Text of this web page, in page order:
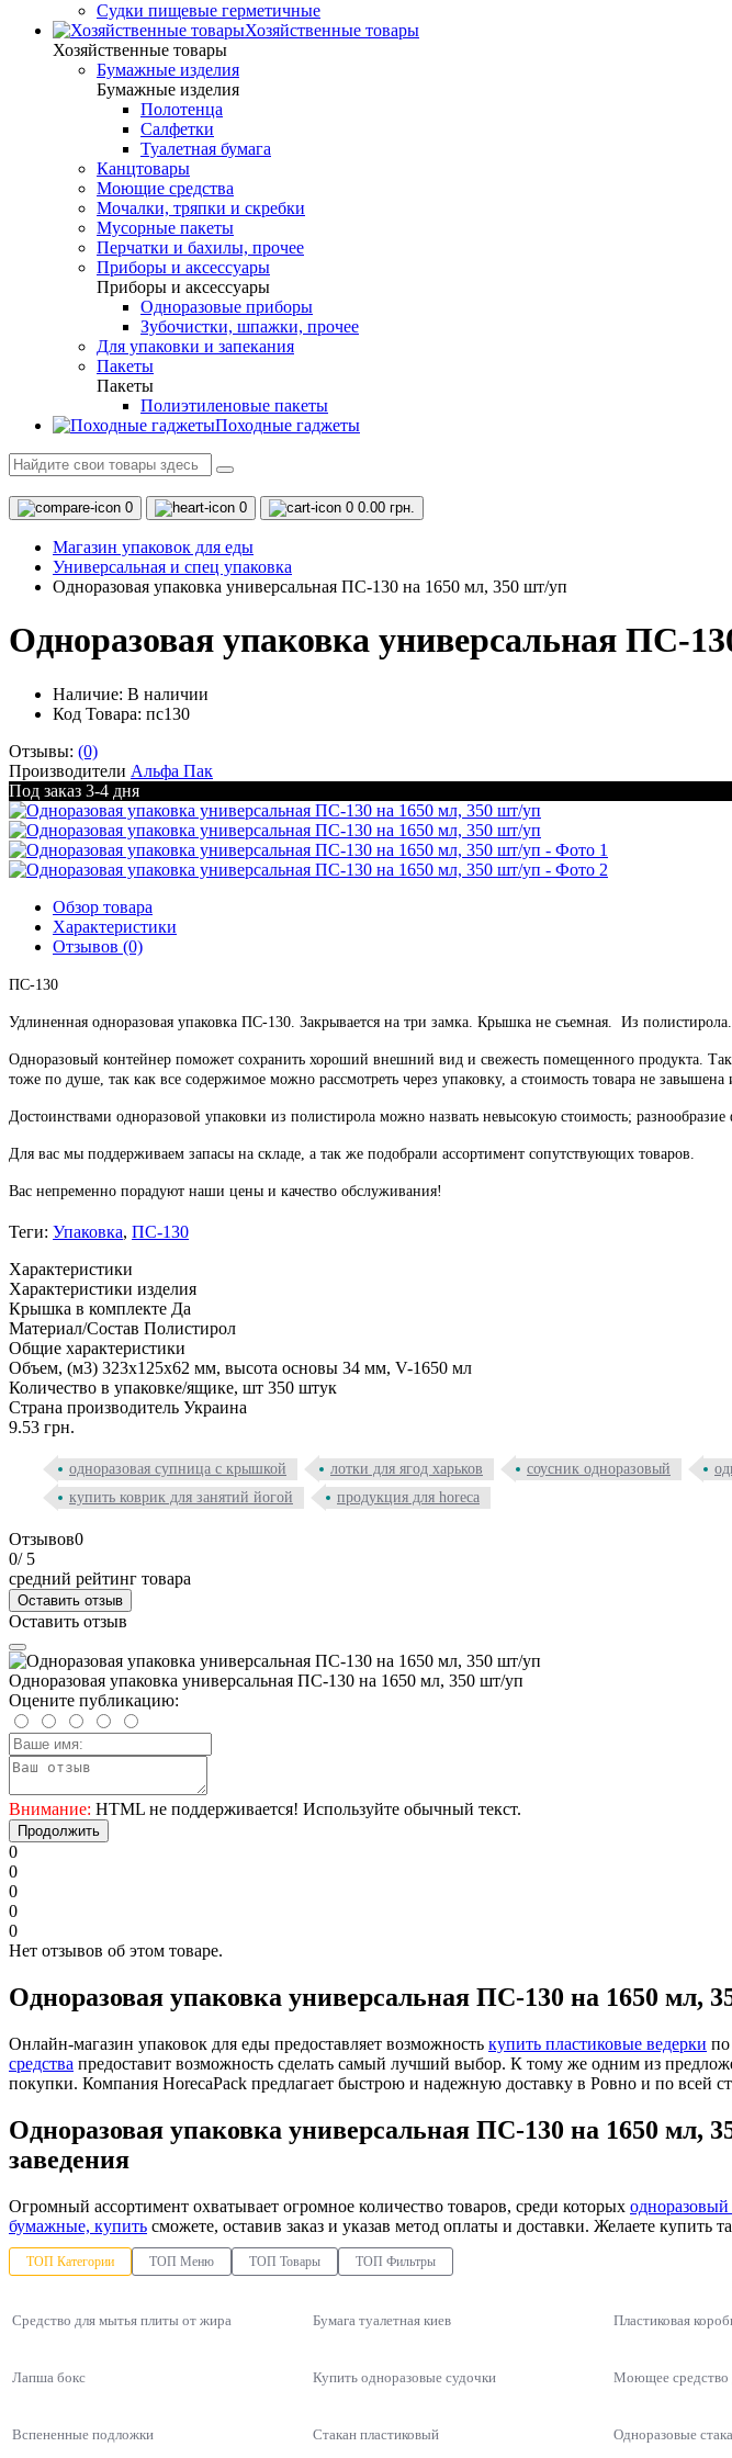
Судки пищевые герметичные
Хозяйственные товары
Хозяйственные товары
Бумажные изделия
Бумажные изделия
Полотенца
Салфетки
Туалетная бумага
Канцтовары
Моющие средства
Мочалки, тряпки и скребки
Мусорные пакеты
Перчатки и бахилы, прочее
Приборы и аксессуары
Приборы и аксессуары
Одноразовые приборы
Зубочистки, шпажки, прочее
Для упаковки и запекания
Пакеты
Пакеты
Полиэтиленовые пакеты
Походные гаджеты
0 0 0 0.00 грн.
Магазин упаковок для еды
Универсальная и спец упаковка
Одноразовая упаковка универсальная ПС-130 на 1650 мл, 350 шт/уп
Одноразовая упаковка универсальная ПС-
Наличие: В наличии
Код Товара: пс130
Отзывы: (0)
Производители Альфа Пак
Под заказ 3-4 дня
Обзор товара
Характеристики
Отзывов (0)
ПС-130
Удлиненная одноразовая упаковка ПС-130. Закрывается на три замка. Крышка не съемная. Из
Одноразовый контейнер поможет сохранить хороший внешний вид и свежесть помещенного продукта.
тоже по душе, так как все содержимое можно рассмотреть через упаковку, а стоимость товара не завышена
Достоинствами одноразовой упаковки из полистирола можно назвать невысокую стоимость;
Для вас мы поддерживаем запасы на складе, а так же подобрали ассортимент сопутствующих товаров.
Вас непременно порадуют наши цены и качество обслуживания!
Теги: Упаковка, ПС-130
Характеристики
Характеристики изделия
Крышка в комплекте Да
Материал/Состав Полистирол
Общие характеристики
Объем, (м3) 323x125x62 мм, высота основы 34 мм, V-1650 мл
Количество в упаковке/ящике, шт 350 штук
Страна производитель Украина
9.53 грн.
одноразовая супница с крышкой лотки для ягод харьков соусник одноразовый
купить коврик для занятий йогой
продукция для horeca
Отзывов0
0/ 5
средний рейтинг товара
Оставить отзыв
Оставить отзыв
Одноразовая упаковка универсальная ПС-130 на 1650 мл, 350 шт/уп
Оцените публикацию:
Внимание: HTML не поддерживается! Используйте обычный текст.
Продолжить
0
0
0
0
0
Нет отзывов об этом товаре.
Одноразовая упаковка универсальная ПС-130 на 1650 мл,
Онлайн-магазин упаковок для еды предоставляет возможность купить пластиковые ведерки
средства предоставит возможность сделать самый лучший выбор. К тому же одним из
покупки. Компания HorecaPack предлагает быстрою и надежную доставку в Ровно и по всей
Одноразовая упаковка универсальная ПС-130 на 1650
заведения
Огромный ассортимент охватывает огромное количество товаров, среди которых
бумажные, купить сможете, оставив заказ и указав метод оплаты и доставки. Желаете купить
ТОП Категории ТОП Меню ТОП Товары ТОП Фильтры
Средство для мытья плиты от жира
Лапша бокс
Вспененные подложки
Бумага туалетная киев
Купить одноразовые судочки
Стакан пластиковый
Пластиковая
Моющее средство
Одноразовые